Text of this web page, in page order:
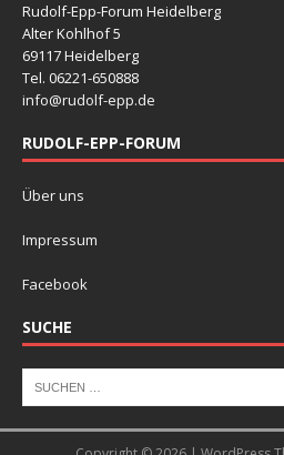
Rudolf-Epp-Forum Heidelberg
Alter Kohlhof 5
69117 Heidelberg
Tel. 06221-650888
info@rudolf-epp.de
RUDOLF-EPP-FORUM
Über uns
Impressum
Facebook
SUCHE